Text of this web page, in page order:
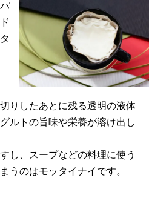
りしたあとに残る透明の液体
ルトの旨味や栄養が溶け出し
し、スープなどの料理に使う
うのはモッタイナイです。